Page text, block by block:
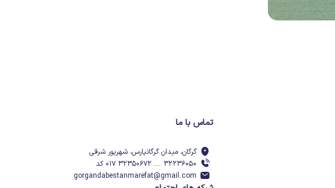
تماس با ما
گرگان، میدان گرگانپارس، شهریور شرقی
۳۲۲۳۶۰۵۰ ... ۳۲۳۵۰۶۷۲ ۰۱۷ کد
gorgandabestanmarefat@gmail.com